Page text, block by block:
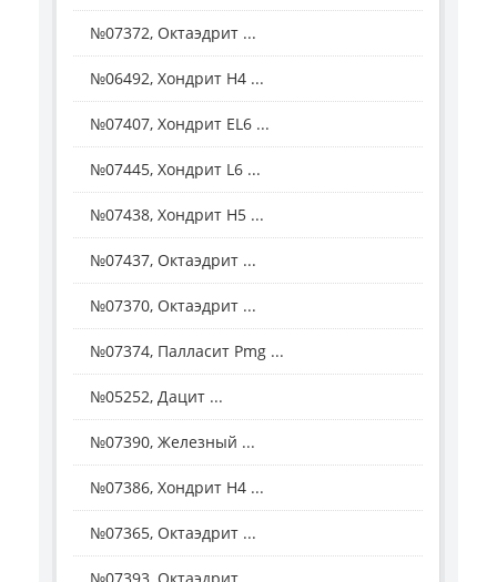
№07372, Октаэдрит ...
№06492, Хондрит Н4 ...
№07407, Хондрит EL6 ...
№07445, Хондрит L6 ...
№07438, Хондрит Н5 ...
№07437, Октаэдрит ...
№07370, Октаэдрит ...
№07374, Палласит Рmg ...
№05252, Дацит ...
№07390, Железный ...
№07386, Хондрит Н4 ...
№07365, Октаэдрит ...